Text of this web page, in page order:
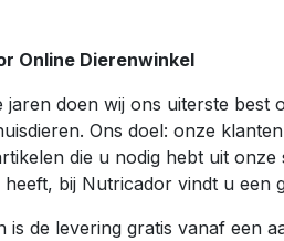
Online Dierenwinkel
jaren doen wij ons uiterste
Ons doel: onze
die u nodig hebt uit
heeft, bij Nutricador vindt u een
is de levering gratis vanaf een